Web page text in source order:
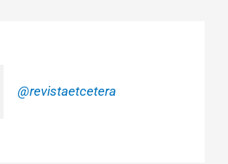
@revistaetcetera